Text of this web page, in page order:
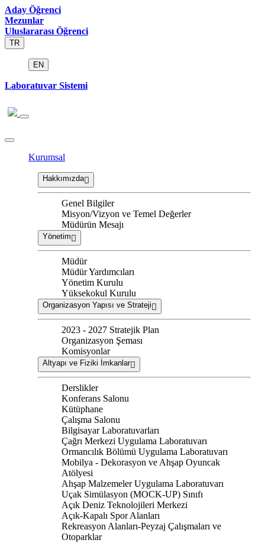
Aday Öğrenci
Mezunlar
Uluslararası Öğrenci
TR
EN
Laboratuvar Sistemi
Kurumsal
Hakkımızda
Genel Bilgiler
Misyon/Vizyon ve Temel Değerler
Müdürün Mesajı
Yönetim
Müdür
Müdür Yardımcıları
Yönetim Kurulu
Yüksekokul Kurulu
Organizasyon Yapısı ve Strateji
2023 - 2027 Stratejik Plan
Organizasyon Şeması
Komisyonlar
Altyapı ve Fiziki İmkanlar
Derslikler
Konferans Salonu
Kütüphane
Çalışma Salonu
Bilgisayar Laboratuvarları
Çağrı Merkezi Uygulama Laboratuvarı
Ormancılık Bölümü Uygulama Laboratuvarı
Mobilya - Dekorasyon ve Ahşap Oyuncak
Atölyesi
Ahşap Malzemeler Uygulama Laboratuvarı
Uçak Simülasyon (MOCK-UP) Sınıfı
Açık Deniz Teknolojileri Merkezi
Açık-Kapalı Spor Alanları
Rekreasyon Alanları-Peyzaj Çalışmaları ve
Otoparklar